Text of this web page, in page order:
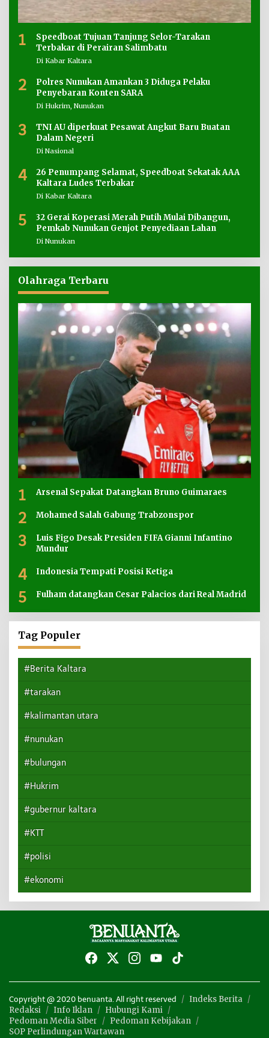
1
Speedboat Tujuan Tanjung Selor-Tarakan
Terbakar di Perairan Salimbatu
Di Kabar Kaltara
2
Polres Nunukan Amankan 3 Diduga Pelaku
Penyebaran Konten SARA
Di Hukrim, Nunukan
3
TNI AU diperkuat Pesawat Angkut Baru Buatan
Dalam Negeri
Di Nasional
4
26 Penumpang Selamat, Speedboat Sekatak AAA
Kaltara Ludes Terbakar
Di Kabar Kaltara
5
32 Gerai Koperasi Merah Putih Mulai Dibangun,
Pemkab Nunukan Genjot Penyediaan Lahan
Di Nunukan
Olahraga Terbaru
1 Arsenal Sepakat Datangkan Bruno Guimaraes
2 Mohamed Salah Gabung Trabzonspor
3
Luis Figo Desak Presiden FIFA Gianni Infantino
Mundur
4 Indonesia Tempati Posisi Ketiga
5 Fulham datangkan Cesar Palacios dari Real Madrid
Tag Populer
#Berita Kaltara
#tarakan
#kalimantan utara
#nunukan
#bulungan
#Hukrim
#gubernur kaltara
#KTT
#polisi
#ekonomi
Copyright @ 2020 benuanta. All right reserved
Indeks Berita
Redaksi
Info Iklan
Hubungi Kami
Pedoman Media Siber
Pedoman Kebijakan
SOP Perlindungan Wartawan